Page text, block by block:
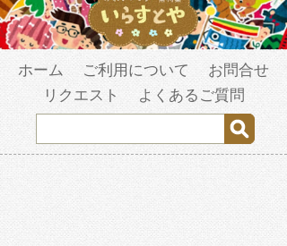
ホーム ご利用について
お問合せ
リクエスト
よくあるご質問